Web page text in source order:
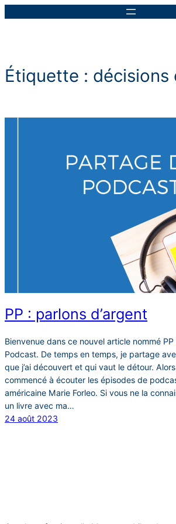
Étiquette : décisions
PP : parlons d’argent
Bienvenue dans ce nouvel article nommé
Podcast. De temps en temps, je partage
que j’ai découvert et qui vaut le détour. Alors
commencé à écouter les épisodes de
américaine Marie Forleo. Si vous ne la
un livre avec ma…
24 août 2023